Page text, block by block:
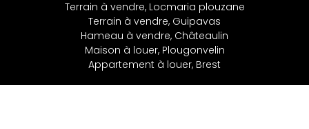
Terrain à vendre, Locmaria plouzane
Terrain à vendre, Guipavas
Hameau à vendre, Châteaulin
Maison à louer, Plougonvelin
Appartement à louer, Brest